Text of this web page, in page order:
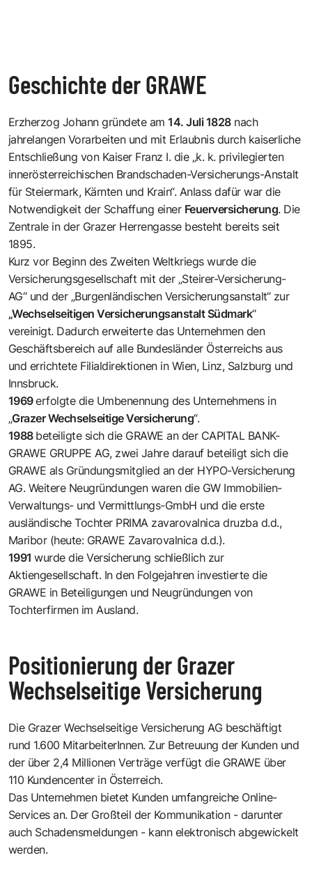
Geschichte der GRAWE
Erzherzog Johann gründete am14. Juli 1828 nach
jahrelangen Vorarbeiten und mit Erlaubnis durch kaiserliche
Entschließung von Kaiser Franz I. die „k. k. privilegierten
innerösterreichischen Brandschaden-Versicherungs-Anstalt
für Steiermark, Kärnten und Krain“. Anlass dafür war die
Notwendigkeit der Schaffung einer Feuerversicherung. Die
Zentrale in der Grazer Herrengasse besteht bereits seit
1895.
Kurz vor Beginn des Zweiten Weltkriegs wurde die
Versicherungsgesellschaft mit der „Steirer-Versicherung-
AG“ und der „Burgenländischen Versicherungsanstalt“ zur
„Wechselseitigen Versicherungsanstalt Südmark“
vereinigt. Dadurch erweiterte das Unternehmen den
Geschäftsbereich auf alle Bundesländer Österreichs aus
und errichtete Filialdirektionen in Wien, Linz, Salzburg und
Innsbruck.
1969erfolgte die Umbenennung des Unternehmens in
„Grazer Wechselseitige Versicherung“.
1988 beteiligte sich die GRAWE an der CAPITAL BANK-
GRAWE GRUPPE AG, zwei Jahre darauf beteiligt sich die
GRAWE als Gründungsmitglied an der HYPO-Versicherung
AG. Weitere Neugründungen waren die GW Immobilien-
Verwaltungs- und Vermittlungs-GmbH und die erste
ausländische Tochter PRIMA zavarovalnica druzba d.d.,
Maribor (heute: GRAWE Zavarovalnica d.d.).
1991wurde die Versicherung schließlich zur
Aktiengesellschaft. In den Folgejahren investierte die
GRAWE in Beteiligungen und Neugründungen von
Tochterfirmen im Ausland.
Positionierung der Grazer
Wechselseitige Versicherung
Die Grazer Wechselseitige Versicherung AG beschäftigt
rund 1.600 MitarbeiterInnen. Zur Betreuung der Kunden und
der über 2,4 Millionen Verträge verfügt die GRAWE über
110 Kundencenter in Österreich.
Das Unternehmen bietet Kunden umfangreiche Online-
Services an. Der Großteil der Kommunikation - darunter
auch Schadensmeldungen - kann elektronisch abgewickelt
werden.